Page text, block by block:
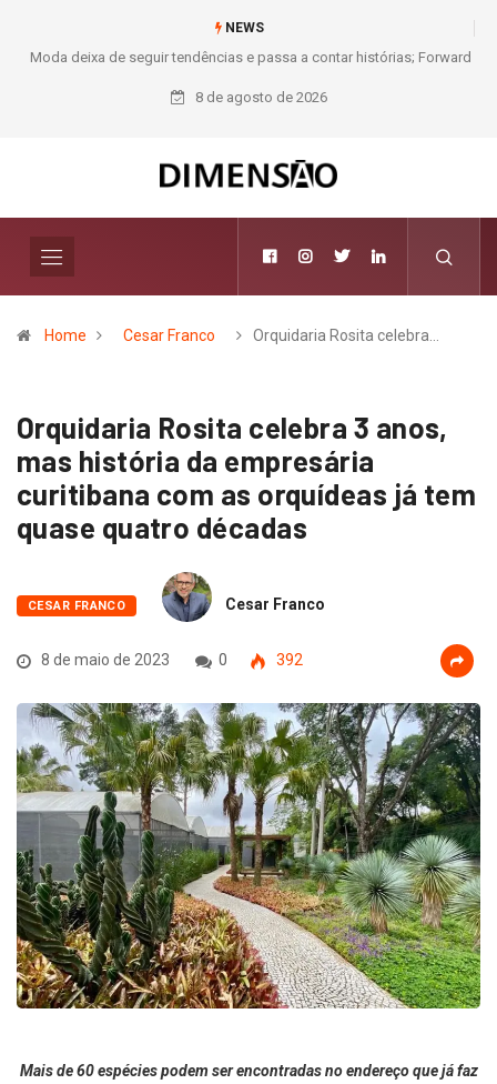
NEWS
Moda deixa de seguir tendências e passa a contar histórias; Forward
aposta na curadoria como novo luxo
8 de agosto de 2026
Home Cesar Franco Orquidaria Rosita celebra…
Orquidaria Rosita celebra 3 anos,
mas história da empresária
curitibana com as orquídeas já tem
quase quatro décadas
CESAR FRANCO Cesar Franco
8 de maio de 2023 0 392
Mais de 60 espécies podem ser encontradas no endereço que já faz